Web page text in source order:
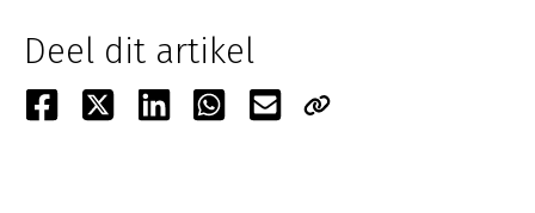
Deel dit artikel